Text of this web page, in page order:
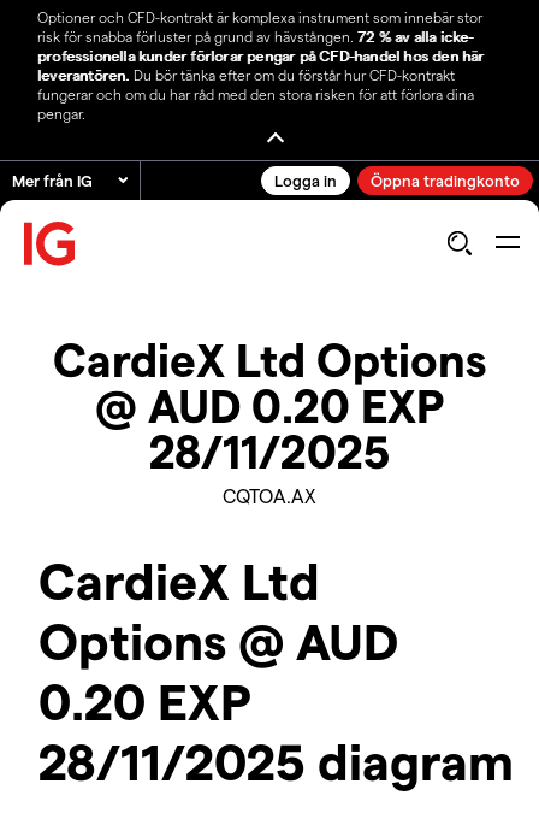
Optioner och CFD-kontrakt är komplexa instrument som innebär stor
risk för snabba förluster på grund av hävstången. 72 % av alla icke-
professionella kunder förlorar pengar på CFD-handel hos den här
leverantören. Du bör tänka efter om du förstår hur CFD-kontrakt
fungerar och om du har råd med den stora risken för att förlora dina
pengar.
Mer från IG Logga in Öppna tradingkonto
CardieX Ltd Options
@ AUD 0.20 EXP
28/11/2025
CQTOA.AX
CardieX Ltd
Options @ AUD
0.20 EXP
28/11/2025 diagram